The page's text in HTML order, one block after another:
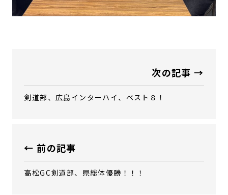
次の記事 →
剣道部、広島インターハイ、ベスト８！
← 前の記事
高松GC剣道部、県総体優勝！！！